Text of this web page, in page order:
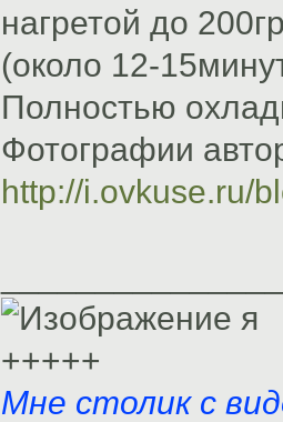
нагретой до
(около 12-
Полностью
Фотографии
http://i.ovkuse.ru/
я
+++++
Мне столик с